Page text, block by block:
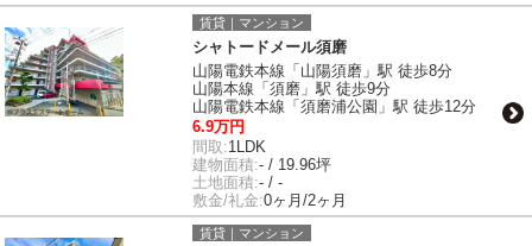
賃貸｜マンション
シャトードメール須磨
山陽電鉄本線「山陽須磨」駅 徒歩8分
山陽本線「須磨」駅 徒歩9分
山陽電鉄本線「須磨浦公園」駅 徒歩12分
6.9万円
間取:1LDK
建物面積:- / 19.96坪
土地面積:- / -
敷金/礼金:0ヶ月/2ヶ月
賃貸｜マンション